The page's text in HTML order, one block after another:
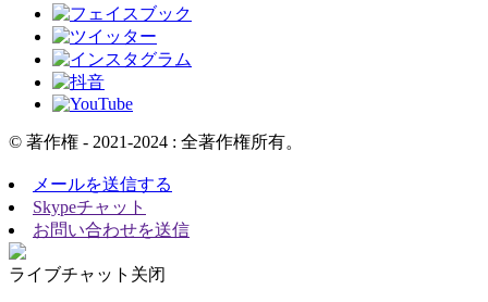
© 著作権 - 2021-2024 : 全著作権所有。
メールを送信する
Skypeチャット
お問い合わせを送信
ライブチャット 关闭